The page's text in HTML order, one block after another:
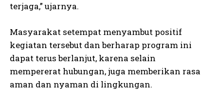
terjaga,” ujarnya.
Masyarakat setempat menyambut positif
kegiatan tersebut dan berharap program ini
dapat terus berlanjut, karena selain
mempererat hubungan, juga memberikan rasa
aman dan nyaman di lingkungan.